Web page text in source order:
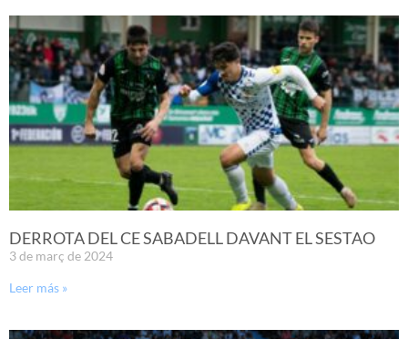
DERROTA DEL CE SABADELL DAVANT EL SESTAO
3 de març de 2024
Leer más »